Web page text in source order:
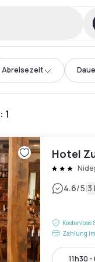
Abreisezeit
: 1
Hotel
4.6/5|3
Kostenlose
Zahlung
11h30